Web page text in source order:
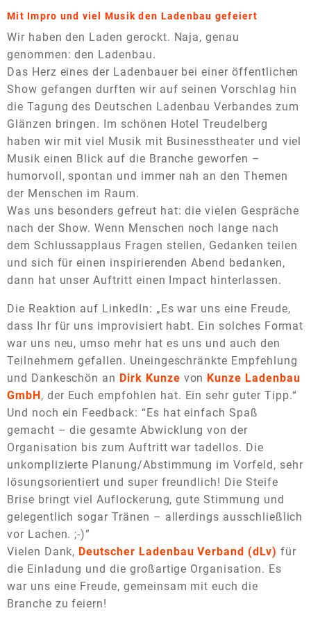
Mit Impro und viel Musik den Ladenbau gefeiert
Wir haben den Laden gerockt. Naja, genau
genommen: den Ladenbau.
Das Herz eines der Ladenbauer bei einer öffentlichen
Show gefangen durften wir auf seinen Vorschlag hin
die Tagung des Deutschen Ladenbau Verbandes zum
Glänzen bringen. Im schönen Hotel Treudelberg
haben wir mit viel Musik mit Businesstheater und viel
Musik einen Blick auf die Branche geworfen –
humorvoll, spontan und immer nah an den Themen
der Menschen im Raum.
Was uns besonders gefreut hat: die vielen Gespräche
nach der Show. Wenn Menschen noch lange nach
dem Schlussapplaus Fragen stellen, Gedanken teilen
und sich für einen inspirierenden Abend bedanken,
dann hat unser Auftritt einen Impact hinterlassen.
Die Reaktion auf LinkedIn: „Es war uns eine Freude,
dass Ihr für uns improvisiert habt. Ein solches Format
war uns neu, umso mehr hat es uns und auch den
Teilnehmern gefallen. Uneingeschränkte Empfehlung
und Dankeschön an Dirk Kunze von Kunze Ladenbau
GmbH, der Euch empfohlen hat. Ein sehr guter Tipp.“
Und noch ein Feedback: “Es hat einfach Spaß
gemacht – die gesamte Abwicklung von der
Organisation bis zum Auftritt war tadellos. Die
unkomplizierte Planung/Abstimmung im Vorfeld, sehr
lösungsorientiert und super freundlich! Die Steife
Brise bringt viel Auflockerung, gute Stimmung und
gelegentlich sogar Tränen – allerdings ausschließlich
vor Lachen. ;-)”
Vielen Dank, Deutscher Ladenbau Verband (dLv) für
die Einladung und die großartige Organisation. Es
war uns eine Freude, gemeinsam mit euch die
Branche zu feiern!